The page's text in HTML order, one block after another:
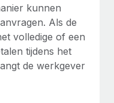
kunnen
Als de
volledige of een
tijdens het
de werkgever